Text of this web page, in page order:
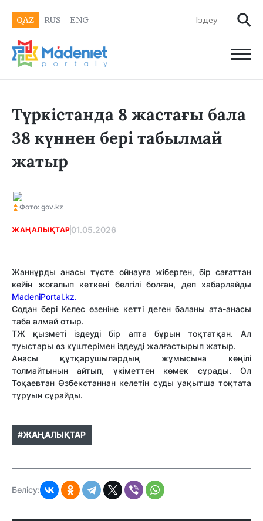
QAZ RUS ENG
Түркістанда 8 жастағы бала
38 күннен бері табылмай
жатыр
Фото: gov.kz
ЖАҢАЛЫҚТАР 01.05.2026
Жаннұрды анасы түсте ойнауға жіберген, бір сағаттан
кейін жоғалып кеткені белгілі болған, деп хабарлайды
MadeniPortal.kz.
Содан бері Келес өзеніне кетті деген баланы ата-анасы
таба алмай отыр.
ТЖ қызметі іздеуді бір апта бұрын тоқтатқан. Ал
туыстары өз күштерімен іздеуді жалғастырып жатыр.
Анасы құтқарушылардың жұмысына көңілі
толмайтынын айтып, үкіметтен көмек сұрады. Ол
Тоқаевтан Өзбекстаннан келетін суды уақытша тоқтата
тұруын сұрайды.
#ЖАҢАЛЫҚТАР
Бөлісу: